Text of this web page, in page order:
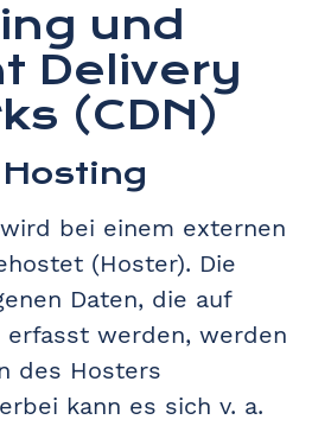
und
Delivery
(CDN)
bei einem externen
(Hoster). Die
Daten, die auf
erfasst werden, werden
des Hosters
kann es sich v. a.